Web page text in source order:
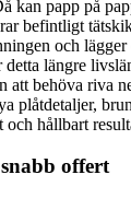
kan papp på
befintligt
och
längre
att behöva riva
plåtdetaljer,
och hållbart
offert